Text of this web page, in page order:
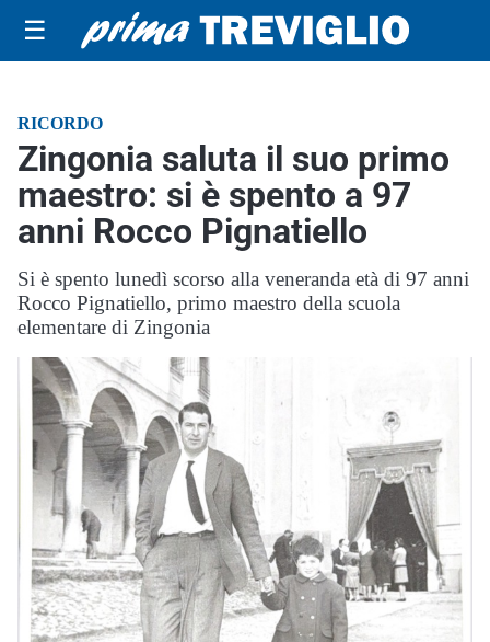
☰
RICORDO
Zingonia saluta il suo primo
maestro: si è spento a 97
anni Rocco Pignatiello
Si è spento lunedì scorso alla veneranda età di 97 anni
Rocco Pignatiello, primo maestro della scuola
elementare di Zingonia